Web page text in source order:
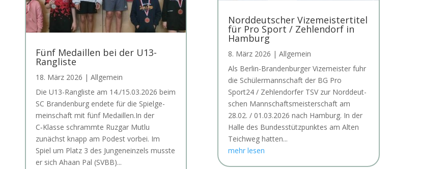
Fünf Medaillen bei der U13-
Rangliste
18. März 2026 | Allgemein
Die U13-Rang­lis­te am 14./15.03.2026 beim
SC Bran­den­burg ende­te für die Spiel­ge­
mein­schaft mit fünf Medail­len.In der
C‑Klasse schramm­te Ruz­gar Mut­lu
zunächst knapp am Podest vor­bei. Im
Spiel um Platz 3 des Jun­gen­ein­zels muss­te
er sich Aha­an Pal (SVBB)...
Norddeutscher Vizemeistertitel
für Pro Sport / Zehlendorf in
Hamburg
8. März 2026 | Allgemein
Als Ber­lin-Bran­den­bur­ger Vize­meis­ter fuhr
die Schü­ler­mann­schaft der BG Pro
Sport24 / Zehlen­dor­fer TSV zur Nord­deut­
schen Mann­schafts­meis­ter­schaft am
28.02. / 01.03.2026 nach Ham­burg. In der
Hal­le des Bun­des­stütz­punk­tes am Alten
Teich­weg hat­ten...
mehr lesen